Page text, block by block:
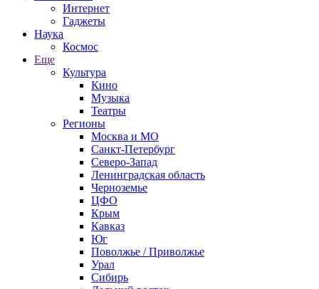
Интернет
Гаджеты
Наука
Космос
Еще
Культура
Кино
Музыка
Театры
Регионы
Москва и МО
Санкт-Петербург
Северо-Запад
Ленинградская область
Черноземье
ЦФО
Крым
Кавказ
Юг
Поволжье / Приволжье
Урал
Сибирь